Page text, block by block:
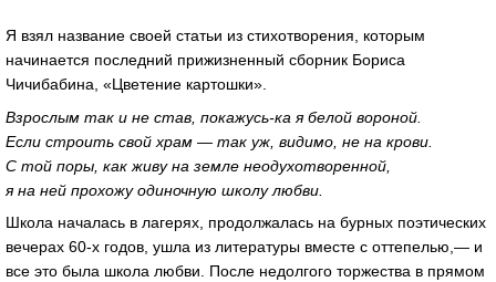
Я взял название своей статьи из стихотворения, которым
начинается последний прижизненный сборник Бориса
Чичибабина, «Цветение картошки».
Взрослым так и не став, покажусь-ка я белой вороной.
Если строить свой храм — так уж, видимо, не на крови.
С той поры, как живу на земле неодухотворенной,
я на ней прохожу одиночную школу любви.
Школа началась в лагерях, продолжалась на бурных поэтических
вечерах 60-х годов, ушла из литературы вместе с оттепелью,— и
все это была школа любви. После недолгого торжества в прямом